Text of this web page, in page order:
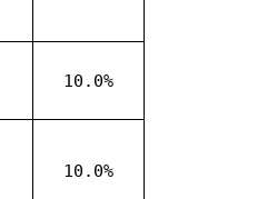
10.0%
10.0%